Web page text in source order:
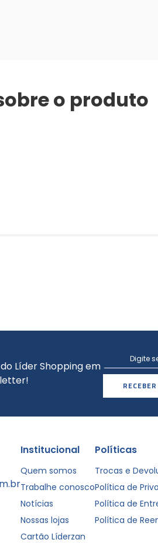
o produto
Líder Shopping em
Institucional
Quem somos
Trabalhe conosco
Notícias
Nossas lojas
Cartão Líderzan
Políticas
Trocas e
Política de
Política de
Política de